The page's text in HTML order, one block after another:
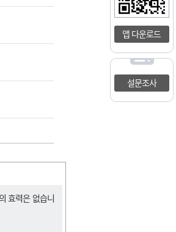
앱 다운로드
설문조사
효력은 없습니